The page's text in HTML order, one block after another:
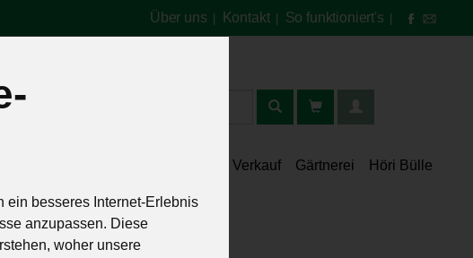
ein besseres Internet-Erlebnis
anzupassen. Diese
woher unsere
Über uns Kontakt| So funktioniert's
Verkauf Gärtnerei Höri Bülle